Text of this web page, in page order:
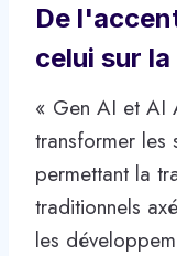
De
celui sur
« Gen AI et AI
transformer les
permettant la
traditionnels
les